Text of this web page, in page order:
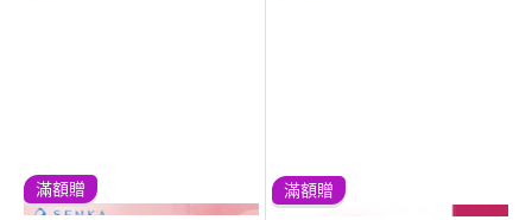
滿額贈 滿額贈